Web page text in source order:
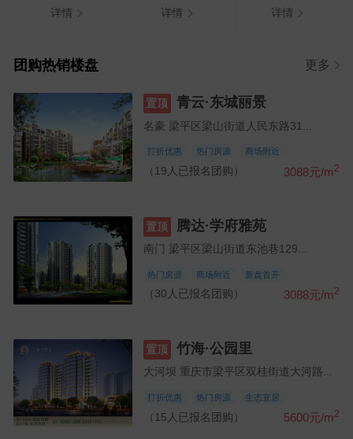
详情
详情
详情
团购热销楼盘 更多
置顶 青云·东城丽景
名豪 梁平区梁山街道人民东路31...
打折优惠 热门房源 商场附近
（19人已报名团购） 3088元/m2
置顶 腾达·学府雅苑
南门 梁平区梁山街道东池巷129...
热门房源 商场附近 新盘首开
（30人已报名团购） 3088元/m2
置顶 竹海·公园里
大河坝 重庆市梁平区双桂街道大河路...
打折优惠 热门房源 生态宜居
（15人已报名团购） 5600元/m2